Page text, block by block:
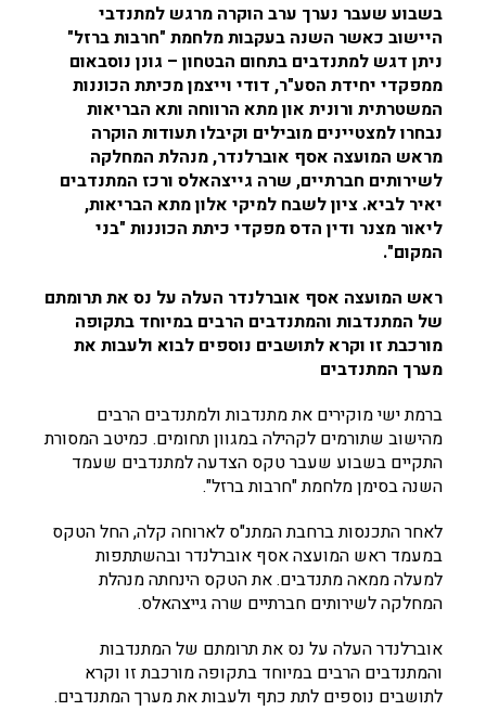
בשבוע שעבר נערך ערב הוקרה מרגש למתנדבי
היישוב כאשר השנה בעקבות מלחמת "חרבות ברזל"
ניתן דגש למתנדבים בתחום הבטחון – גונן נוסבאום
ממפקדי יחידת הסע"ר, דודי וייצמן מכיתת הכוננות
המשטרתית ורונית און מתא הרווחה ותא הבריאות
נבחרו למצטיינים מובילים וקיבלו תעודות הוקרה
מראש המועצה אסף אוברלנדר, מנהלת המחלקה
לשירותים חברתיים, שרה גייצהאלס ורכז המתנדבים
יאיר לביא. ציון לשבח למיקי אלון מתא הבריאות,
ליאור מצנר ודין הדס מפקדי כיתת הכוננות "בני
המקום".
ראש המועצה אסף אוברלנדר העלה על נס את תרומתם
של המתנדבות והמתנדבים הרבים במיוחד בתקופה
מורכבת זו וקרא לתושבים נוספים לבוא ולעבות את
מערך המתנדבים
ברמת ישי מוקירים את מתנדבות ולמתנדבים הרבים
מהישוב שתורמים לקהילה במגוון תחומים. כמיטב המסורת
התקיים בשבוע שעבר טקס הצדעה למתנדבים שעמד
השנה בסימן מלחמת "חרבות ברזל".
לאחר התכנסות ברחבת המתנ"ס לארוחה קלה, החל הטקס
במעמד ראש המועצה אסף אוברלנדר ובהשתתפות
למעלה ממאה מתנדבים. את הטקס הינחתה מנהלת
המחלקה לשירותים חברתיים שרה גייצהאלס.
אוברלנדר העלה על נס את תרומתם של המתנדבות
והמתנדבים הרבים במיוחד בתקופה מורכבת זו וקרא
לתושבים נוספים לתת כתף ולעבות את מערך המתנדבים.